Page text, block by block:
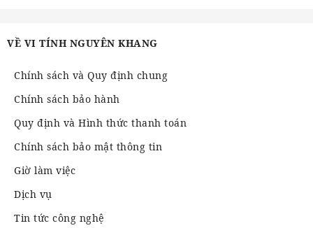
VỀ VI TÍNH NGUYÊN KHANG
Chính sách và Quy định chung
Chính sách bảo hành
Quy định và Hình thức thanh toán
Chính sách bảo mật thông tin
Giờ làm việc
Dịch vụ
Tin tức công nghệ